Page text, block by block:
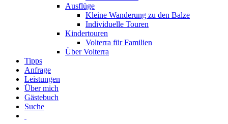
Ausflüge
Kleine Wanderung zu den Balze
Individuelle Touren
Kindertouren
Volterra für Familien
Über Volterra
Tipps
Anfrage
Leistungen
Über mich
Gästebuch
Suche